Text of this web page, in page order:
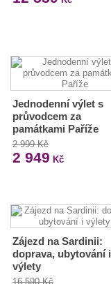
Jednodenní výlet s
průvodcem za
památkami Paříže
2 999 Kč
2 949 Kč
Zájezd na Sardinii:
doprava, ubytování i
výlety
16 590 Kč